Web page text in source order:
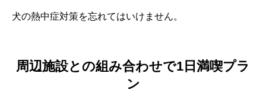
犬の熱中症対策を忘れてはいけません。
周辺施設との組み合わせで1日満喫プラ
ン